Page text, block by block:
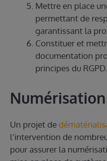
Mettre en place
permettant de
garantissant la
Constituer et
documentation
principes du RGPD.
Numérisation
Un projet de
l’intervention de
pour assurer la